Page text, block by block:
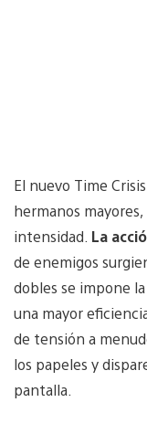
El nuevo Time
hermanos
intensidad. La
de enemigos
dobles se impone
una mayor
de tensión a
los papeles y
pantalla.